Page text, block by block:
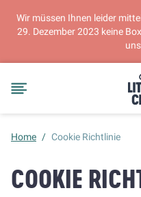
Wir müssen Ihnen leider
29. Dezember 2023 keine
Home / Cookie Richtlinie
COOKIE